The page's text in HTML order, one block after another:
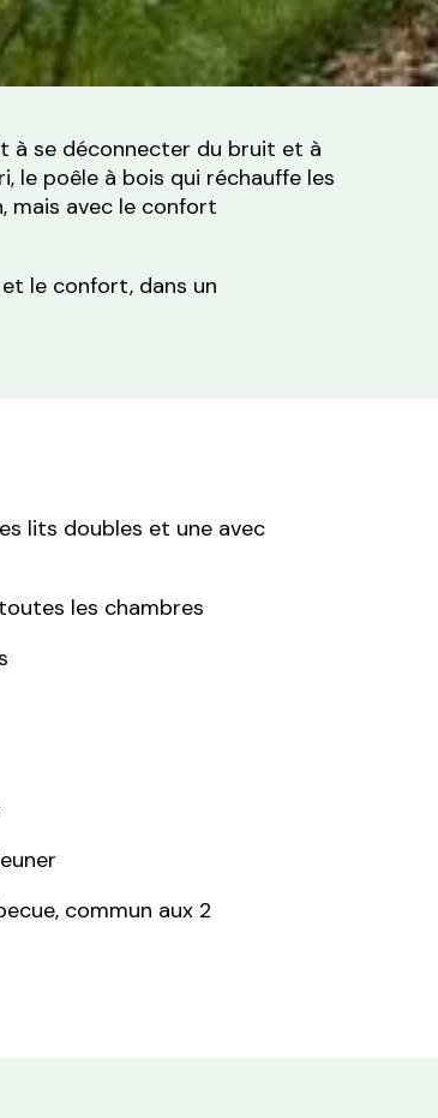
à se déconnecter du bruit et à
le poêle à bois qui réchauffe les
mais avec le confort
le confort, dans un
lits doubles et une avec
les chambres
commun aux 2